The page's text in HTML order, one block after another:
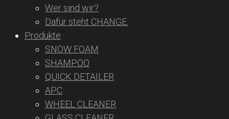
Wer sind wir?
Dafür steht CHANGE.
Produkte
SNOW FOAM
SHAMPOO
QUICK DETAILER
APC
WHEEL CLEANER